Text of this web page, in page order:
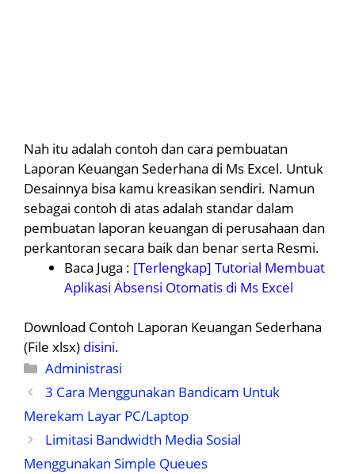
Nah itu adalah contoh dan cara pembuatan
Laporan Keuangan Sederhana di Ms Excel. Untuk
Desainnya bisa kamu kreasikan sendiri. Namun
sebagai contoh di atas adalah standar dalam
pembuatan laporan keuangan di perusahaan dan
perkantoran secara baik dan benar serta Resmi.
Baca Juga : [Terlengkap] Tutorial Membuat
Aplikasi Absensi Otomatis di Ms Excel
Download Contoh Laporan Keuangan Sederhana
(File xlsx) disini.
Kategori
Administrasi
3 Cara Menggunakan Bandicam Untuk
Merekam Layar PC/Laptop
Limitasi Bandwidth Media Sosial
Menggunakan Simple Queues